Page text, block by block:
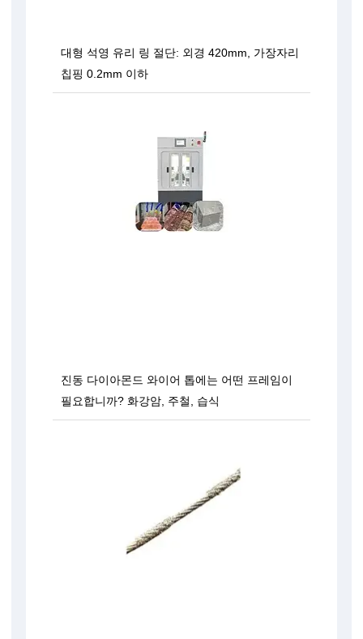
대형 석영 유리 링 절단: 외경 420mm, 가장자리
칩핑 0.2mm 이하
진동 다이아몬드 와이어 톱에는 어떤 프레임이
필요합니까? 화강암, 주철, 습식